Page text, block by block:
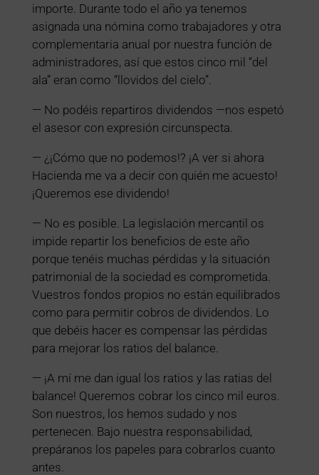
importe. Durante todo el año ya tenemos
asignada una nómina como trabajadores y otra
complementaria anual por nuestra función de
administradores, así que estos cinco mil “del
ala” eran como “llovidos del cielo”.
— No podéis repartiros dividendos —nos espetó
el asesor con expresión circunspecta.
— ¿¡Cómo que no podemos!? ¡A ver si ahora
Hacienda me va a decir con quién me acuesto!
¡Queremos ese dividendo!
— No es posible. La legislación mercantil os
impide repartir los beneficios de este año
porque tenéis muchas pérdidas y la situación
patrimonial de la sociedad es comprometida.
Vuestros fondos propios no están equilibrados
como para permitir cobros de dividendos. Lo
que debéis hacer es compensar las pérdidas
para mejorar los ratios del balance.
— ¡A mí me dan igual los ratios y las ratias del
balance! Queremos cobrar los cinco mil euros.
Son nuestros, los hemos sudado y nos
pertenecen. Bajo nuestra responsabilidad,
prepáranos los papeles para cobrarlos cuanto
antes.